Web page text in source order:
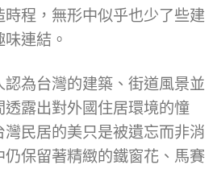
程，無形中似乎也少了些建
連結。
為台灣的建築、街道風景並
露出對外國住居環境的憧
民居的美只是被遺忘而非消
保留著精緻的鐵窗花、馬賽